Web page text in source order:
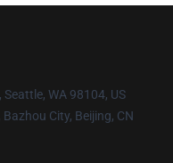
Seattle, WA 98104, US
City, Beijing, CN